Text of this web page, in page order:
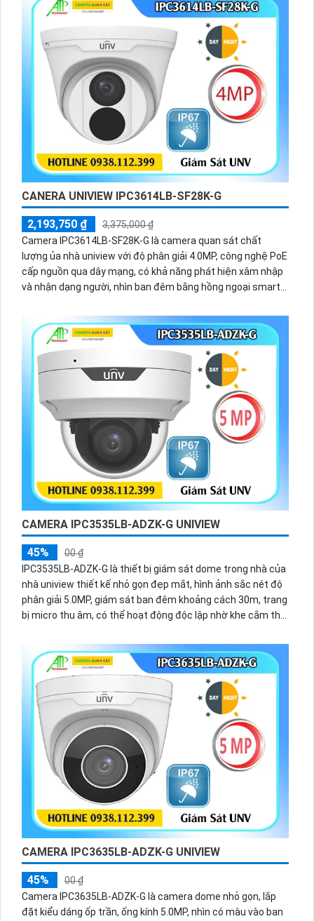
CANERA UNIVIEW IPC3614LB-SF28K-G
2,193,750 ₫
3,375,000 ₫
Camera IPC3614LB-SF28K-G là camera quan sát chất
lượng ủa nhà uniview với độ phân giải 4.0MP, công nghệ PoE
cấp nguồn qua dây mạng, có khả năng phát hiện xâm nhập
và nhận dạng người, nhìn ban đêm bằng hồng ngoại smart
CAMERA IPC3535LB-ADZK-G UNIVIEW
45%
00 ₫
IPC3535LB-ADZK-G là thiết bị giám sát dome trong nhà của
nhà uniview thiết kế nhỏ gọn đẹp mắt, hình ảnh sắc nét độ
phân giải 5.0MP, giám sát ban đêm khoảng cách 30m, trang
bị micro thu âm, có thể hoạt động độc lập nhờ khe cắm thẻ
CAMERA IPC3635LB-ADZK-G UNIVIEW
45%
00 ₫
Camera IPC3635LB-ADZK-G là camera dome nhỏ gọn, lắp
đặt kiểu dáng ốp trần, ống kính 5.0MP, nhìn có màu vào ban